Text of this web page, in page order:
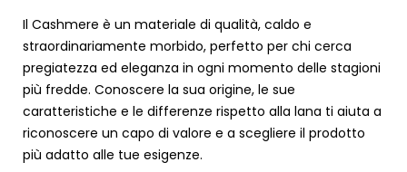
Il Cashmere è un materiale di qualità, caldo e
straordinariamente morbido, perfetto per chi cerca
pregiatezza ed eleganza in ogni momento delle stagioni
più fredde. Conoscere la sua origine, le sue
caratteristiche e le differenze rispetto alla lana ti aiuta a
riconoscere un capo di valore e a scegliere il prodotto
più adatto alle tue esigenze.